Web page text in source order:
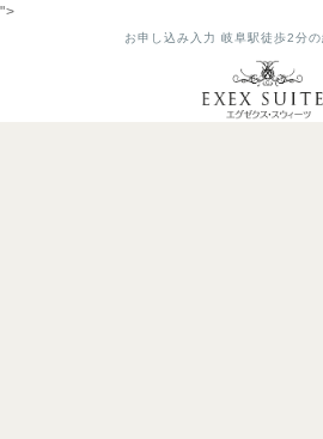
">
お申し込み入力 岐阜駅徒歩2分